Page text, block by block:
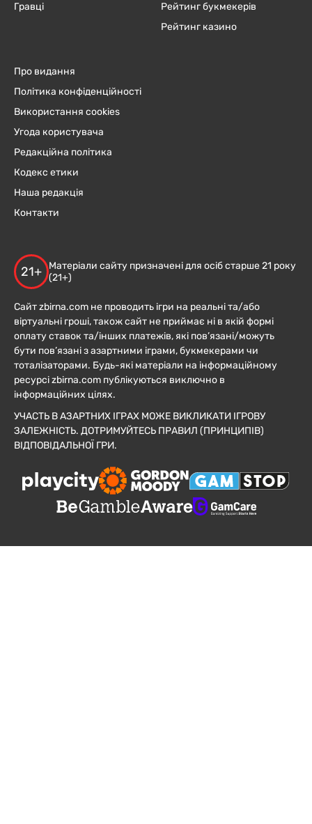
Гравці
Рейтинг букмекерів
Рейтинг казино
Про видання
Політика конфіденційності
Використання cookies
Угода користувача
Редакційна політика
Кодекс етики
Наша редакція
Контакти
21+
Матеріали сайту призначені для осіб старше 21 року
(21+)
Сайт zbirna.com не проводить ігри на реальні та/або
віртуальні гроші, також сайт не приймає ні в якій формі
оплату ставок та/інших платежів, які пов’язані/можуть
бути пов’язані з азартними іграми, букмекерами чи
тоталізаторами. Будь-які матеріали на інформаційному
ресурсі zbirna.com публікуються виключно в
інформаційних цілях.
УЧАСТЬ В АЗАРТНИХ ІГРАХ МОЖЕ ВИКЛИКАТИ ІГРОВУ
ЗАЛЕЖНІСТЬ. ДОТРИМУЙТЕСЬ ПРАВИЛ (ПРИНЦИПІВ)
ВІДПОВІДАЛЬНОЇ ГРИ.